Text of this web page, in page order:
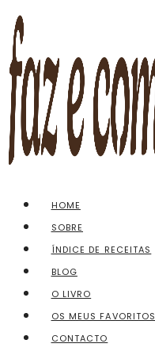
Skip
to
content
HOME
SOBRE
ÍNDICE DE RECEITAS
BLOG
O LIVRO
OS MEUS FAVORITOS
CONTACTO